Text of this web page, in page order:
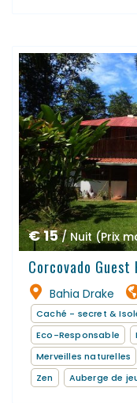
€ 15/ Nuit (Prix
Corcovado Guest
Bahia Drake
Caché - secret &
Eco-Responsable
Merveilles naturelles
Zen
Auberge de